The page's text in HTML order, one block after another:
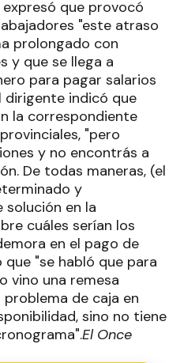
expresó que provocó
"este atraso
prolongado con
y que se llega a
para pagar salarios
dirigente indicó que
la correspondiente
"pero
y no encontrás a
De todas maneras, (el
y
en la
cuáles serían los
en el pago de
"se habló que para
vino una remesa
problema de caja en
sino no tiene
El Once